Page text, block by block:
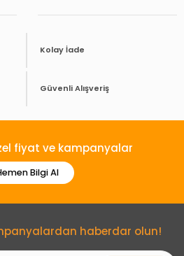
Kolay İade
Güvenli Alışveriş
fiyat ve kampanyalar
Bilgi Al
haberdar olun!